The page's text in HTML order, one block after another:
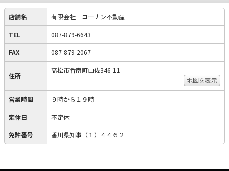
店舗名 有限会社 コーナン不動産
TEL 087-879-6643
FAX 087-879-2067
住所
高松市香南町由佐346-11
地図を表示
営業時間 ９時から１９時
定休日 不定休
免許番号 香川県知事（１）４４６２